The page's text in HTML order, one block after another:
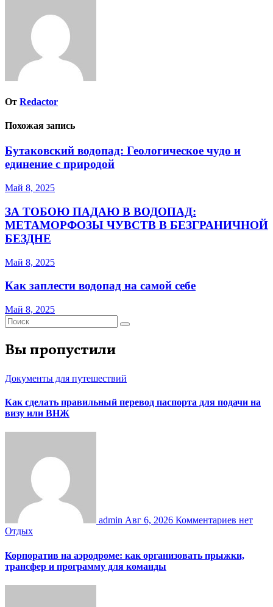
От Redactor
Похожая запись
Бутаковский водопад: Геологическое чудо и
единение с природой
Май 8, 2025
ЗА ТОБОЮ ПАДАЮ В ВОДОПАД:
МЕТАМОРФОЗЫ ЧУВСТВ В БЕЗГРАНИЧНОЙ
БЕЗДНЕ
Май 8, 2025
Как заплести водопад на самой себе
Май 8, 2025
Вы пропустили
Документы для путешествий
Как сделать правильный перевод паспорта для подачи на
визу или ВНЖ
admin Авг 6, 2026 Комментариев нет
Отдых
Корпоратив на аэродроме: как организовать прыжки,
трансфер и программу для команды